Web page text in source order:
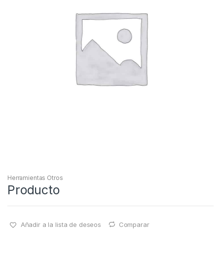
Herramientas Otros
Producto
Añadir a la lista de deseos Comparar